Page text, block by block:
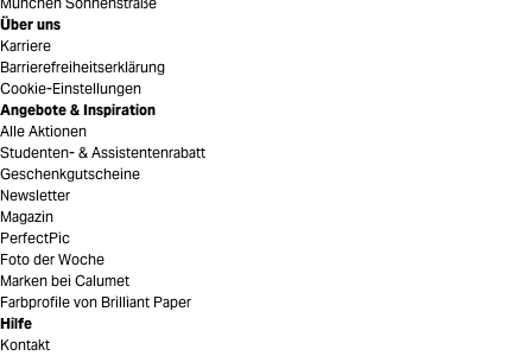
Über uns
Karriere
Barrierefreiheitserklärung
Cookie-Einstellungen
Angebote & Inspiration
Alle Aktionen
Studenten- & Assistentenrabatt
Geschenkgutscheine
Newsletter
Magazin
PerfectPic
Foto der Woche
Marken bei Calumet
Farbprofile von Brilliant Paper
Hilfe
Kontakt